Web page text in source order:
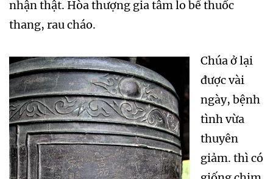
nhận thật. Hòa thượng gia tâm lo bề thuốc
thang, rau cháo.
Chúa ở lại
được vài
ngày, bệnh
tình vừa
thuyên
giảm. thì có